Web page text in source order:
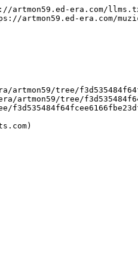
era.com/
artmon59.ed-era.com/
tree/
artmon59/tree/